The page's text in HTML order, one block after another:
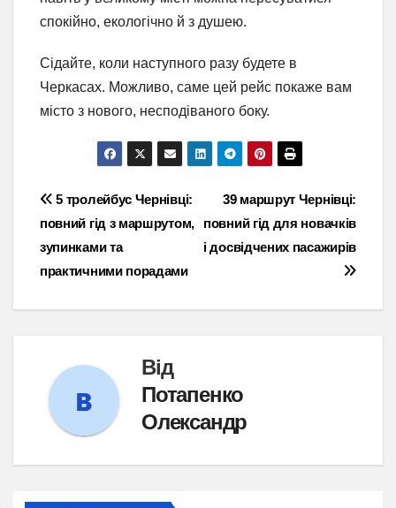
спокійно, екологічно й з душею.
Сідайте, коли наступного разу будете в
Черкасах. Можливо, саме цей рейс покаже вам
місто з нового, несподіваного боку.
Навігація
записів
39 маршрут Чернівці:
повний гід для новачків
і досвідчених пасажирів
5 тролейбус Чернівці:
повний гід з маршрутом,
зупинками та
практичними порадами
Від
Потапенко
Олександр